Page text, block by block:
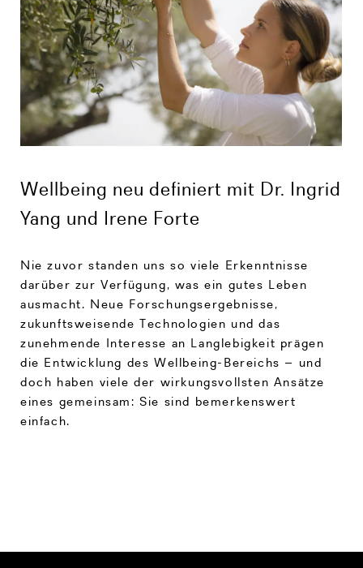
Wellbeing neu definiert mit Dr. Ingrid
Yang und Irene Forte
Nie zuvor standen uns so viele Erkenntnisse
darüber zur Verfügung, was ein gutes Leben
ausmacht. Neue Forschungsergebnisse,
zukunftsweisende Technologien und das
zunehmende Interesse an Langlebigkeit prägen
die Entwicklung des Wellbeing-Bereichs – und
doch haben viele der wirkungsvollsten Ansätze
eines gemeinsam: Sie sind bemerkenswert
einfach.